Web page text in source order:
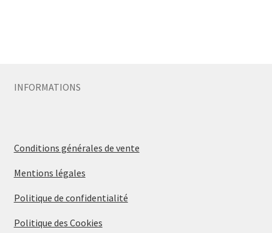
INFORMATIONS
Conditions générales de vente
Mentions légales
Politique de confidentialité
Politique des Cookies